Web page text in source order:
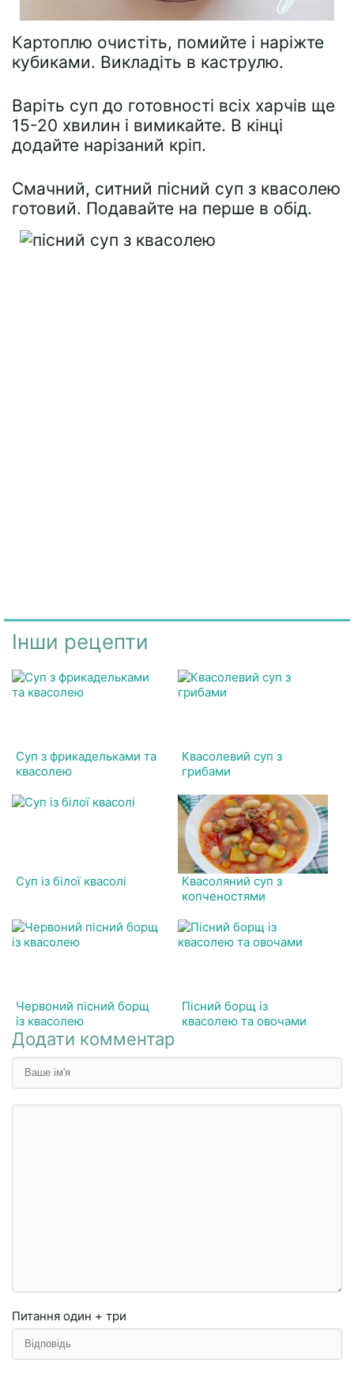
Картоплю очистіть, помийте і наріжте
кубиками. Викладіть в каструлю.
Варіть суп до готовності всіх харчів ще
15-20 хвилин і вимикайте. В кінці
додайте нарізаний кріп.
Смачний, ситний пісний суп з квасолею
готовий. Подавайте на перше в обід.
Інши рецепти
Суп з фрикадельками та
квасолею
Квасолевий суп з
грибами
Суп із білої квасолі
Квасоляний суп з
копченостями
Червоний пісний борщ
із квасолею
Пісний борщ із
квасолею та овочами
Додати комментар
Питання один + три